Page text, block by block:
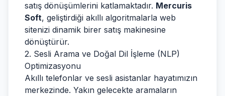
satış dönüşümlerini katlamaktadır. Mercuris
Soft, geliştirdiği akıllı algoritmalarla web
sitenizi dinamik birer satış makinesine
dönüştürür.
2. Sesli Arama ve Doğal Dil İşleme (NLP)
Optimizasyonu
Akıllı telefonlar ve sesli asistanlar hayatımızın
merkezinde. Yakın gelecekte aramaların